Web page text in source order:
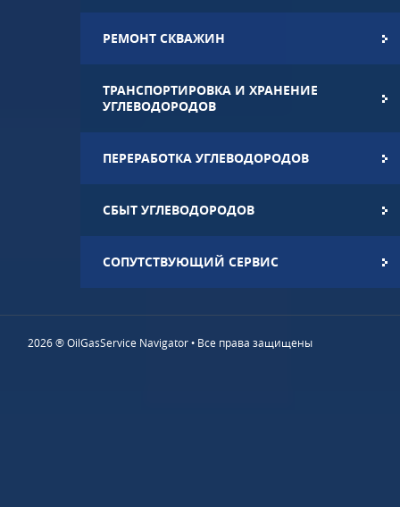
РЕМОНТ СКВАЖИН
ТРАНСПОРТИРОВКА И ХРАНЕНИЕ
УГЛЕВОДОРОДОВ
ПЕРЕРАБОТКА УГЛЕВОДОРОДОВ
СБЫТ УГЛЕВОДОРОДОВ
СОПУТСТВУЮЩИЙ СЕРВИС
2026 ® OilGasService Navigator • Все права защищены